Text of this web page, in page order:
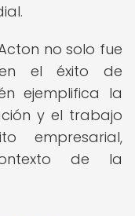
no solo fue
el éxito de
ejemplifica la
y el trabajo
empresarial,
de la